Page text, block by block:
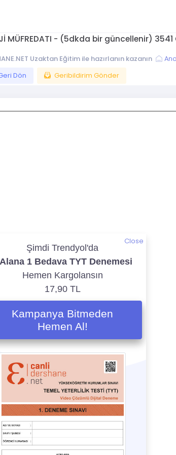
MÜFREDATI - (5dkda bir güncellenir)
Uzaktan Eğitim ile hazırlanın kazanın
Dön
Geribildirim Gönder
Close